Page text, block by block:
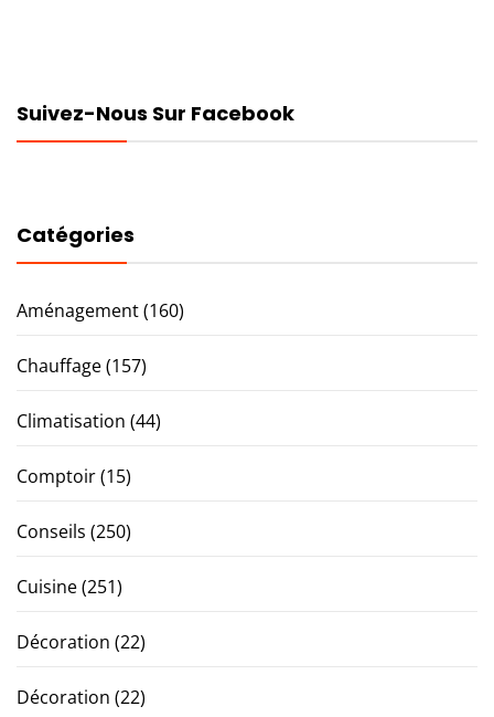
Suivez-Nous Sur Facebook
Catégories
Aménagement(160)
Chauffage(157)
Climatisation (44)
Comptoir(15)
Conseils (250)
Cuisine(251)
Décoration (22)
Décoration (22)